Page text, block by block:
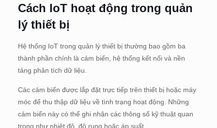
Cách IoT hoạt động trong quản
lý thiết bị
Hệ thống IoT trong quản lý thiết bị thường bao gồm ba
thành phần chính là cảm biến, hệ thống kết nối và nền
tảng phân tích dữ liệu.
Các cảm biến được lắp đặt trực tiếp trên thiết bị hoặc máy
móc để thu thập dữ liệu về tình trạng hoạt động. Những
cảm biến này có thể ghi nhận các thông số kỹ thuật quan
trọng như nhiệt độ, độ rung hoặc áp suất.